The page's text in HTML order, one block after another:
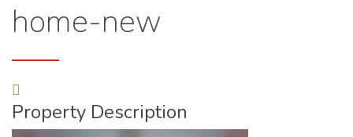
home-new
Property Description